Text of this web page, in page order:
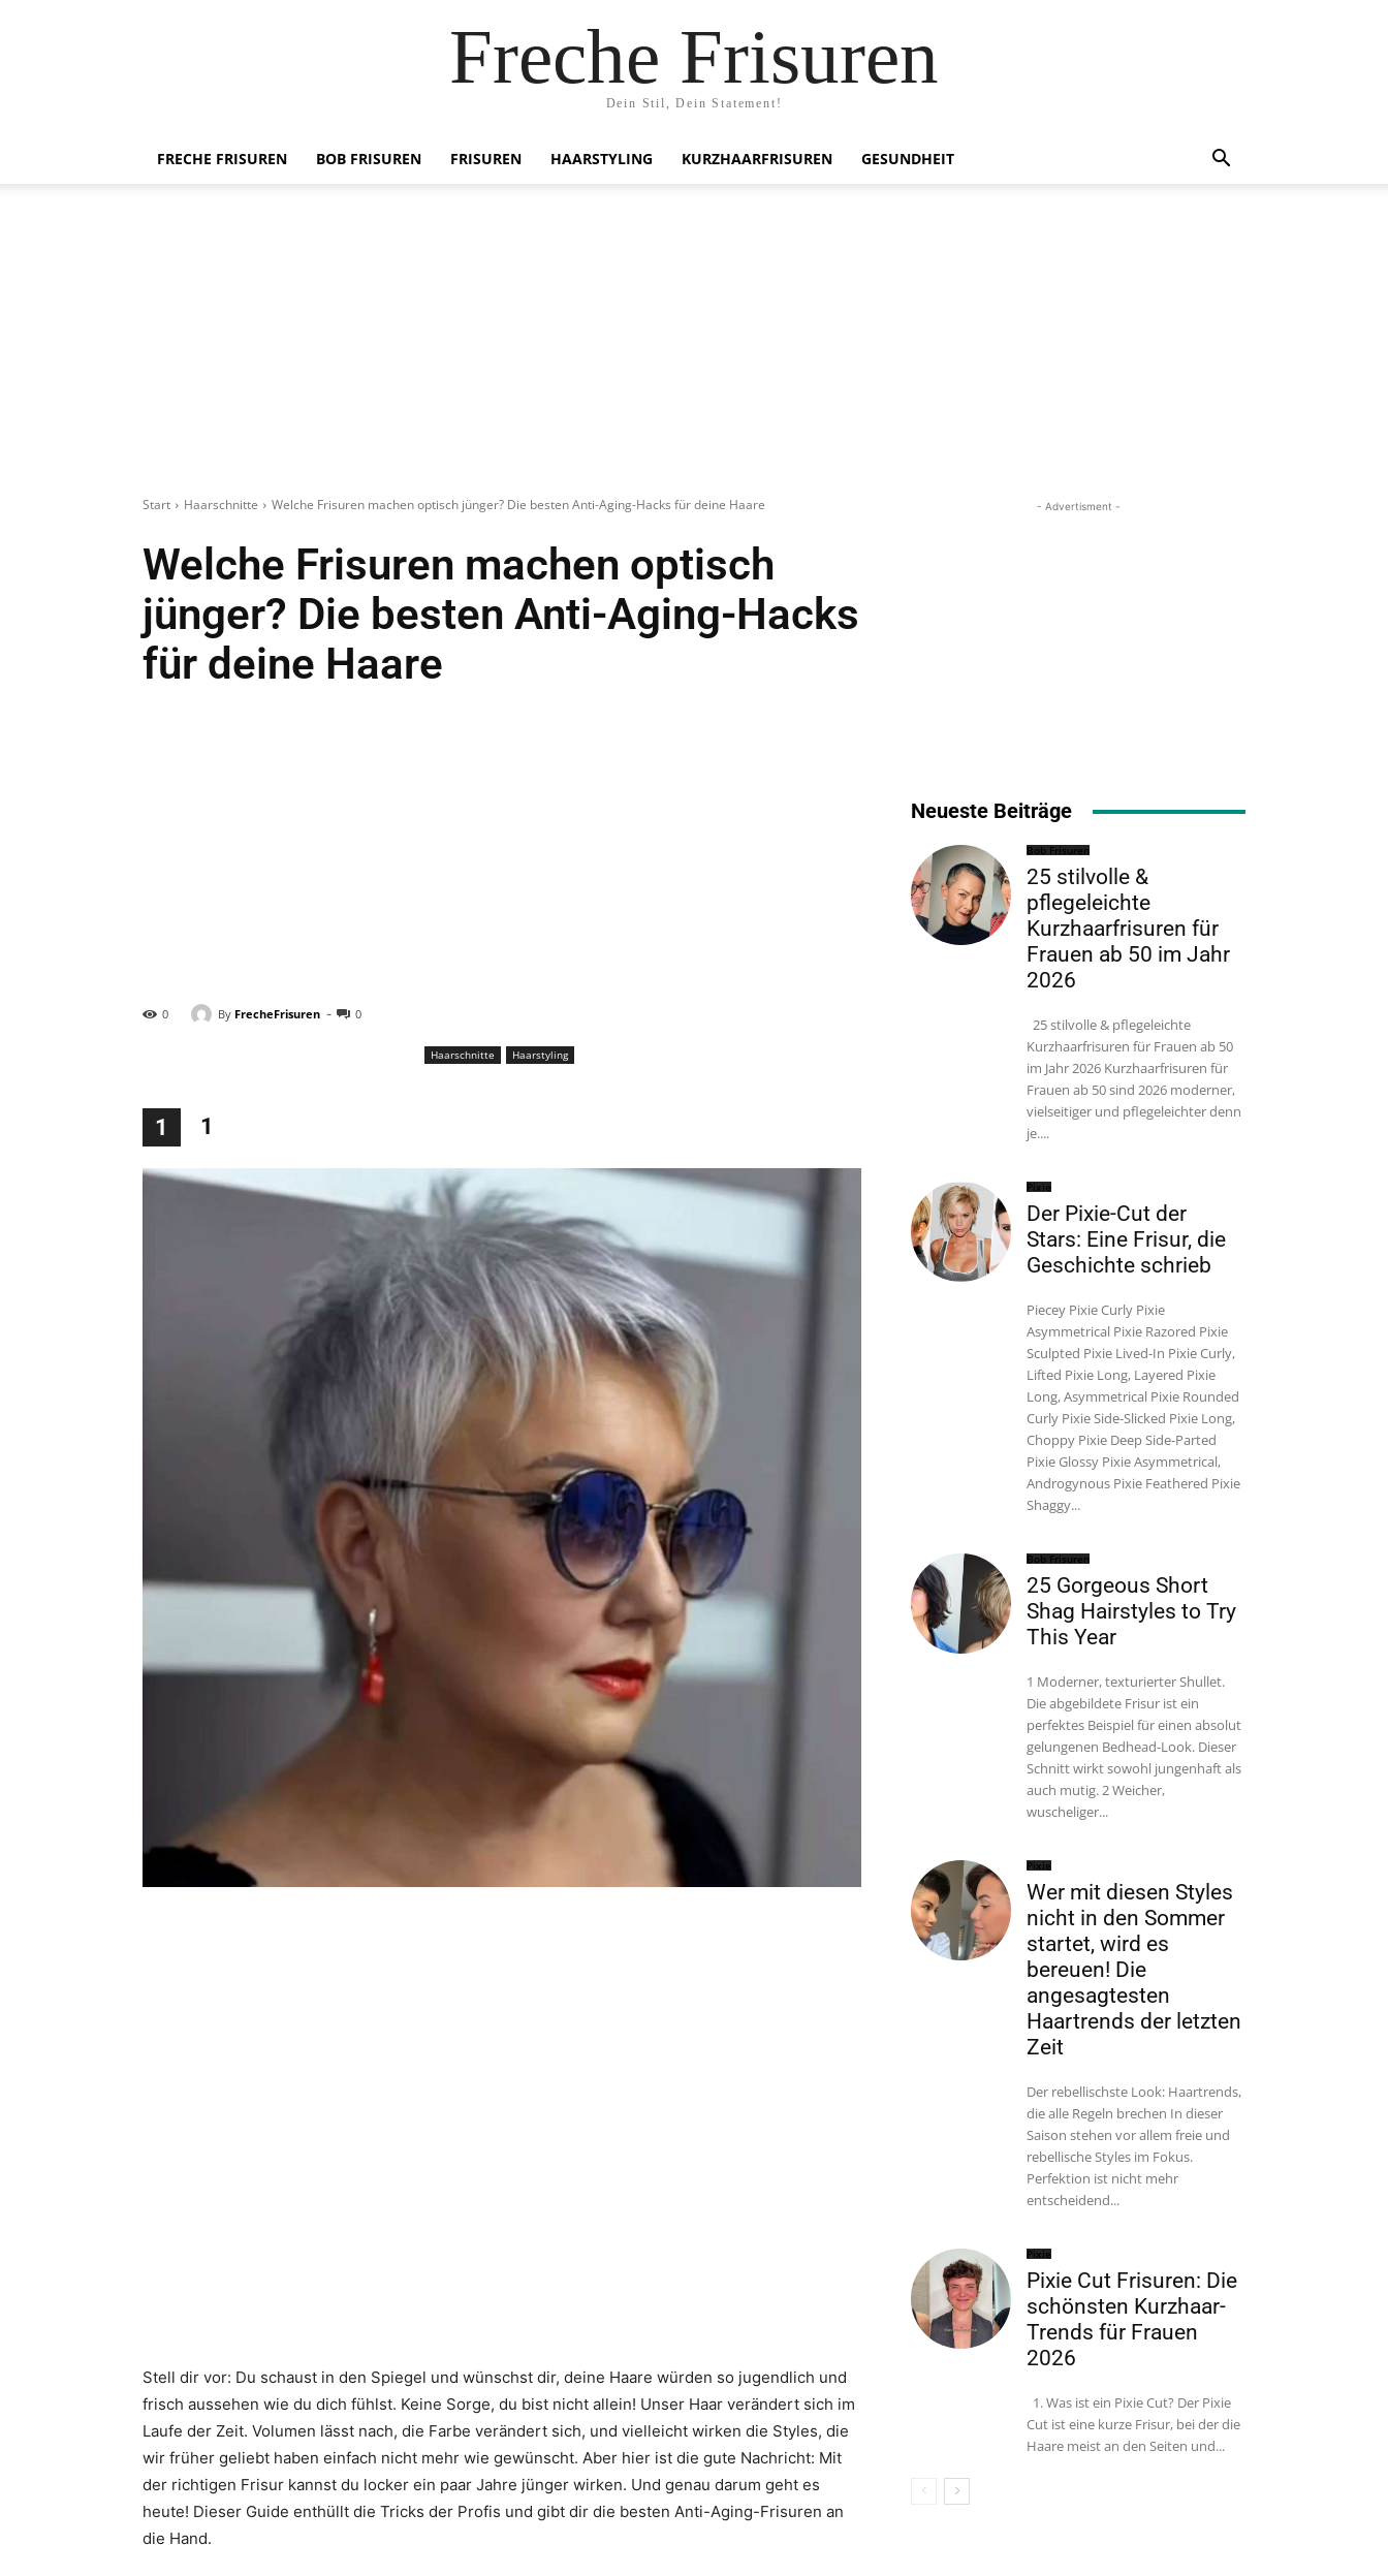
Freche Frisuren
Dein Stil, Dein Statement!
FRECHE FRISUREN BOB FRISUREN FRISUREN HAARSTYLING KURZHAARFRISUREN GESUNDHEIT
Start Haarschnitte Welche Frisuren machen optisch jünger? Die besten Anti-Aging-Hacks für deine Haare
Welche Frisuren machen optisch
jünger? Die besten Anti-Aging-Hacks
für deine Haare
0 By FrecheFrisuren - 0
Haarschnitte Haarstyling
1 1
Stell dir vor: Du schaust in den Spiegel und wünschst dir, deine Haare würden so jugendlich und
frisch aussehen wie du dich fühlst. Keine Sorge, du bist nicht allein! Unser Haar verändert sich im
Laufe der Zeit. Volumen lässt nach, die Farbe verändert sich, und vielleicht wirken die Styles, die
wir früher geliebt haben einfach nicht mehr wie gewünscht. Aber hier ist die gute Nachricht: Mit
der richtigen Frisur kannst du locker ein paar Jahre jünger wirken. Und genau darum geht es
heute! Dieser Guide enthüllt die Tricks der Profis und gibt dir die besten Anti-Aging-Frisuren an
die Hand.
- Advertisment -
Neueste Beiträge
Bob Frisuren
25 stilvolle &
pflegeleichte
Kurzhaarfrisuren für
Frauen ab 50 im Jahr
2026
25 stilvolle & pflegeleichte
Kurzhaarfrisuren für Frauen ab 50
im Jahr 2026 Kurzhaarfrisuren für
Frauen ab 50 sind 2026 moderner,
vielseitiger und pflegeleichter denn
je....
Pixie
Der Pixie-Cut der
Stars: Eine Frisur, die
Geschichte schrieb
Piecey Pixie Curly Pixie
Asymmetrical Pixie Razored Pixie
Sculpted Pixie Lived-In Pixie Curly,
Lifted Pixie Long, Layered Pixie
Long, Asymmetrical Pixie Rounded
Curly Pixie Side-Slicked Pixie Long,
Choppy Pixie Deep Side-Parted
Pixie Glossy Pixie Asymmetrical,
Androgynous Pixie Feathered Pixie
Shaggy...
Bob Frisuren
25 Gorgeous Short
Shag Hairstyles to Try
This Year
1 Moderner, texturierter Shullet.
Die abgebildete Frisur ist ein
perfektes Beispiel für einen absolut
gelungenen Bedhead-Look. Dieser
Schnitt wirkt sowohl jungenhaft als
auch mutig. 2 Weicher,
wuscheliger...
Pixie
Wer mit diesen Styles
nicht in den Sommer
startet, wird es
bereuen! Die
angesagtesten
Haartrends der letzten
Zeit
Der rebellischste Look: Haartrends,
die alle Regeln brechen In dieser
Saison stehen vor allem freie und
rebellische Styles im Fokus.
Perfektion ist nicht mehr
entscheidend...
Pixie
Pixie Cut Frisuren: Die
schönsten Kurzhaar-
Trends für Frauen
2026
1. Was ist ein Pixie Cut? Der Pixie
Cut ist eine kurze Frisur, bei der die
Haare meist an den Seiten und...